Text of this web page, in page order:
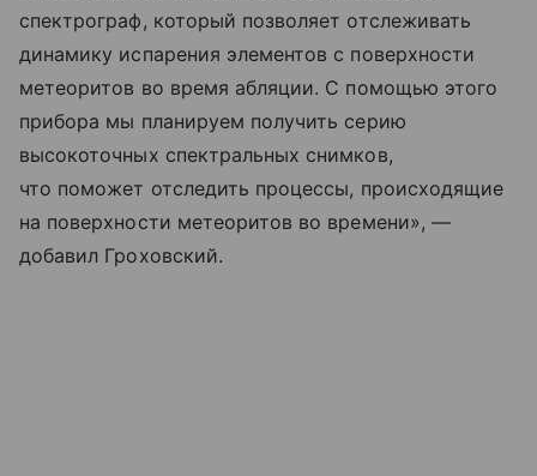
спектрограф, который позволяет отслеживать
динамику испарения элементов с поверхности
метеоритов во время абляции. С помощью этого
прибора мы планируем получить серию
высокоточных спектральных снимков,
что поможет отследить процессы, происходящие
на поверхности метеоритов во времени», —
добавил Гроховский.